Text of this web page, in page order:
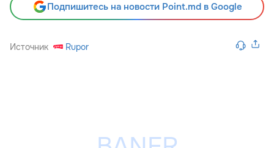
Подпишитесь на новости Point.md в Google
Источник Rupor